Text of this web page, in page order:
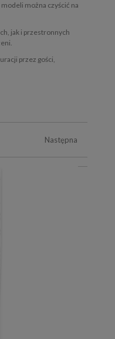
można czyścić na
jak i przestronnych
przez gości,
Następna